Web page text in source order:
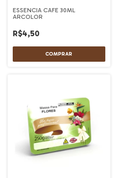
ESSENCIA CAFE 30ML
ARCOLOR
R$4,50